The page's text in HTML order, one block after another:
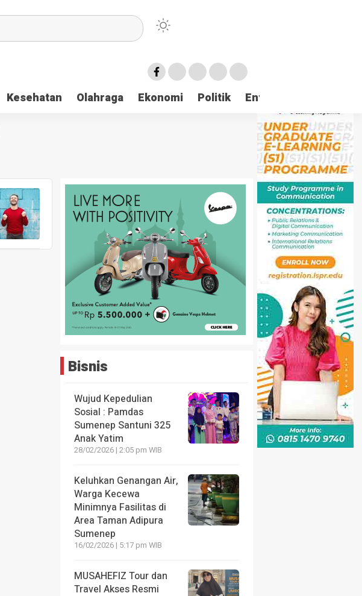
Kesehatan Olahraga Ekonomi Politik Entertaintment
Bisnis
Wujud Kepedulian
Sosial : Pamdas
Sumenep Santuni 325
Anak Yatim
28/02/2026 | 2:05 pm WIB
Keluhkan Genangan Air,
Warga Kecewa
Minimnya Fasilitas di
Area Taman Adipura
Sumenep
16/02/2026 | 5:17 pm WIB
MUSAHEFIZ Tour dan
Travel Akses Resmi